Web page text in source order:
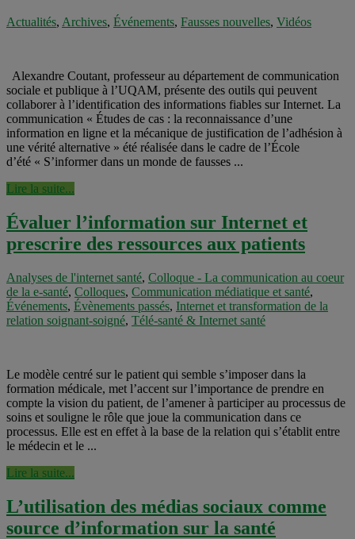
Actualités, Archives, Événements, Fausses nouvelles, Vidéos
Alexandre Coutant, professeur au département de communication
sociale et publique à l’UQAM, présente des outils qui peuvent
collaborer à l’identification des informations fiables sur Internet. La
communication « Études de cas : la reconnaissance d’une
information en ligne et la mécanique de justification de l’adhésion à
une vérité alternative » été réalisée dans le cadre de l’École
d’été « S’informer dans un monde de fausses ...
Lire la suite...
Évaluer l’information sur Internet et
prescrire des ressources aux patients
Analyses de l'internet santé, Colloque - La communication au coeur
de la e-santé, Colloques, Communication médiatique et santé,
Événements, Évènements passés, Internet et transformation de la
relation soignant-soigné, Télé-santé & Internet santé
Le modèle centré sur le patient qui semble s’imposer dans la
formation médicale, met l’accent sur l’importance de prendre en
compte la vision du patient, de l’amener à participer au processus de
soins et souligne le rôle que joue la communication dans ce
processus. Elle est en effet à la base de la relation qui s’établit entre
le médecin et le ...
Lire la suite...
L’utilisation des médias sociaux comme
source d’information sur la santé